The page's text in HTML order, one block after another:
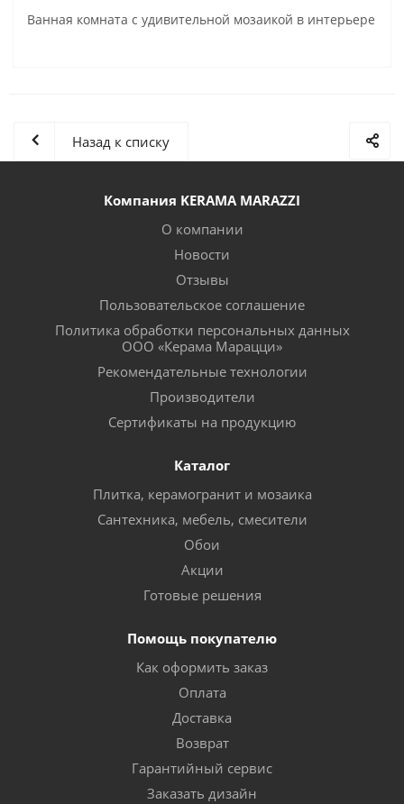
Ванная комната с удивительной мозаикой в интерьере
Назад к списку
Компания KERAMA MARAZZI
О компании
Новости
Отзывы
Пользовательское соглашение
Политика обработки персональных данных
ООО «Керама Марацци»
Рекомендательные технологии
Производители
Сертификаты на продукцию
Каталог
Плитка, керамогранит и мозаика
Сантехника, мебель, смесители
Обои
Акции
Готовые решения
Помощь покупателю
Как оформить заказ
Оплата
Доставка
Возврат
Гарантийный сервис
Заказать дизайн